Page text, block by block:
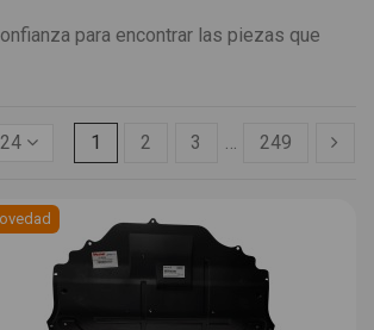
para encontrar las piezas que
24 1 2 3 … 249